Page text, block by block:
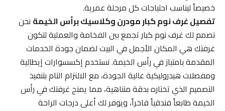
خصيصاً ليناسب احتياجات كل مرحلة عمرية.
تفصيل غرف نوم كبار مودرن وكلاسيك برأس الخيمةنحن
نصمم لك غرف نوم كبار تجمع بين الفخامة والعملية لتكون
غرفتك هي المكان الأجمل في البيت لضمان جودة الخدمات
المقدمة بامتياز في رأس الخيمة. نستخدم إكسسوارات إيطالية
ومفصلات هيدروليكية عالية الجودة، مع الالتزام التام بتنفيذ
التصميم الذي تختاره بدقة متناهية، مما يمنح غرفتك في رأس
الخيمة طابعاً فندقياً فاخراً، ويوفر لك أعلى درجات الراحة